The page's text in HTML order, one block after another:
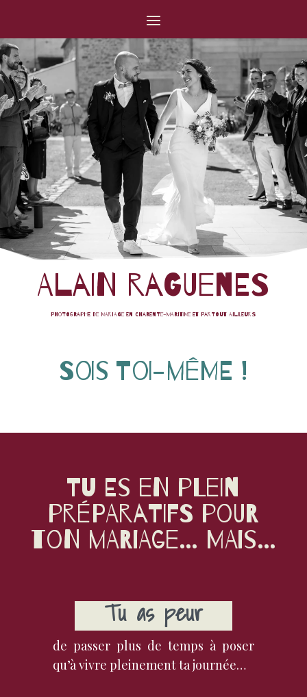
Alain Raguenes
Photographe de mariage en Charente-maritime et partout ailleurs
Sois toi-même !
Tu es en plein
préparatifs pour
ton mariage… MAIS…
Tu as peur
de passer plus de temps à poser
qu’à vivre pleinement ta journée…